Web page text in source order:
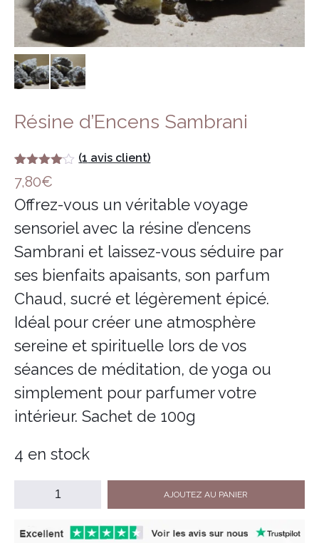
Résine d’Encens Sambrani
Noté 4.00
sur 5
basé
sur
client
(1 avis client)
7,80€
Offrez-vous un véritable voyage
sensoriel avec la résine d’encens
Sambrani et laissez-vous séduire par
ses bienfaits apaisants, son parfum
Chaud, sucré et légèrement épicé.
Idéal pour créer une atmosphère
sereine et spirituelle lors de vos
séances de méditation, de yoga ou
simplement pour parfumer votre
intérieur. Sachet de 100g
4 en stock
AJOUTEZ AU PANIER
Encens herbes séchées
Bois sacré